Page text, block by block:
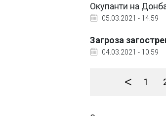
Окупанти на
05.03.2021 - 14:59
Загроза
04.03.2021 - 10:59
< 1